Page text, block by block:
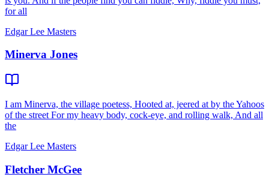
for all
Edgar Lee Masters
Minerva Jones
I am Minerva, the village poetess, Hooted at, jeered at by the Yahoos
of the street For my heavy body, cock-eye, and rolling walk, And all
the
Edgar Lee Masters
Fletcher McGee